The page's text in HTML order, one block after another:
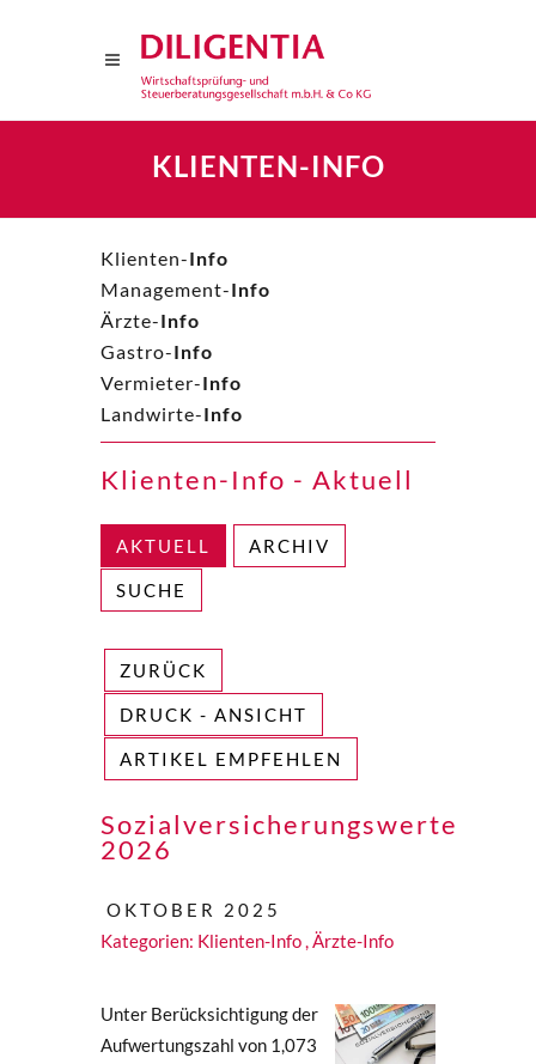
KLIENTEN-INFO
Klienten-Info
Management-Info
Ärzte-Info
Gastro-Info
Vermieter-Info
Landwirte-Info
Klienten-Info - Aktuell
AKTUELL ARCHIV
SUCHE
ZURÜCK
DRUCK - ANSICHT
ARTIKEL EMPFEHLEN
Sozialversicherungswerte
2026
OKTOBER 2025
Kategorien: Klienten-Info,Ärzte-Info
Unter Berücksichtigung der
Aufwertungszahl von 1,073